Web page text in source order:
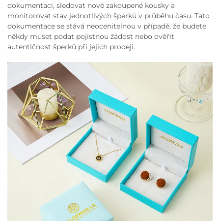
dokumentaci, sledovat nové zakoupené kousky a
monitorovat stav jednotlivých šperků v průběhu času. Tato
dokumentace se stává neocenitelnou v případě, že budete
někdy muset podat pojistnou žádost nebo ověřit
autentičnost šperků při jejich prodeji.